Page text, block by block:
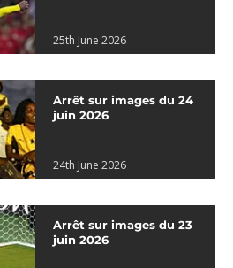
25th June 2026
Arrêt sur images du 24
juin 2026
24th June 2026
Arrêt sur images du 23
juin 2026